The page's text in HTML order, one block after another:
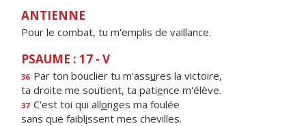
ANTIENNE
Pour le combat, tu m'emplis de vaillance.
PSAUME : 17 - V
36 Par ton bouclier tu m'assures la victoire,
ta droite me soutient, ta patience m'élève.
37 C'est toi qui allonges ma foulée
sans que faiblissent mes chevilles.